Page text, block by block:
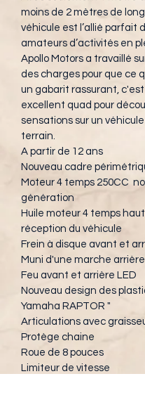
moins de 2 mètres de
véhicule est l’allié parfait
amateurs d’activités en
Apollo Motors a travaillé
des charges pour que ce
un gabarit rassurant, c'est
excellent quad pour
sensations sur un
terrain.
A partir de 12 ans
Nouveau cadre
Moteur 4 temps 250CC
génération
Huile moteur 4 temps
réception du véhicule
Frein à disque avant et
Muni d'une marche arrière
Feu avant et arrière LED
Nouveau design des
Yamaha RAPTOR "
Articulations avec
Protège chaine
Roue de 8 pouces
Limiteur de vitesse